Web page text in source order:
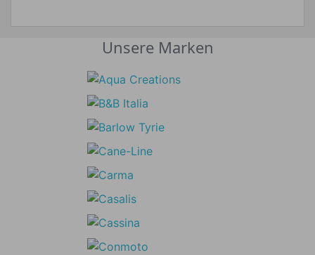
Unsere Marken